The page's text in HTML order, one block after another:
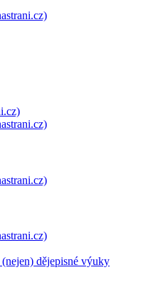
dějepisné výuky